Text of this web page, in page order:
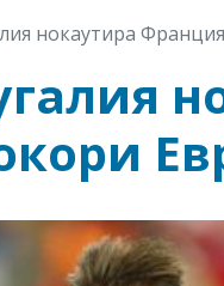
нокаутира